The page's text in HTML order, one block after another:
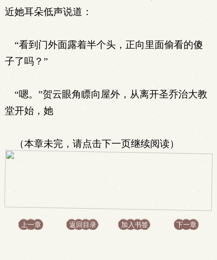
近她耳朵低声说道：
“看到门外面露着半个头，正向里面偷看的傻
子了吗？”
“嗯。”贺云眼角瞟向屋外，从离开圣乔治大教
堂开始，她
（本章未完，请点击下一页继续阅读）
上一章 返回目录 加入书签 下一章